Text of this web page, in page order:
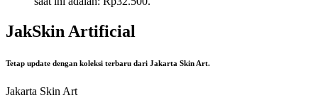
JakSkin Artificial
Tetap update dengan koleksi terbaru dari Jakarta Skin Art.
Jakarta Skin Art